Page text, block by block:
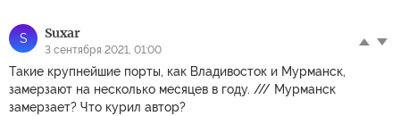
S Suxar
3 сентября 2021, 01:00
Такие крупнейшие порты, как Владивосток и Мурманск,
замерзают на несколько месяцев в году. /// Мурманск
замерзает? Что курил автор?